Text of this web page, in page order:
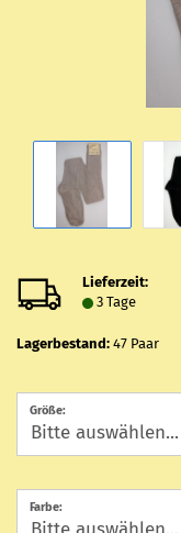
Lieferzeit:
3 Tage
Lagerbestand: 47 Paar
Größe:
Farbe: